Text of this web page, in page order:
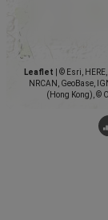
Leaflet
© Esri,
NRCAN, GeoBase,
(Hong Kong), ©